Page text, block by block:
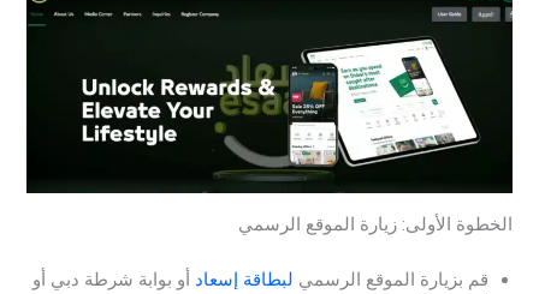
الخطوة الأولى: زيارة الموقع الرسمي
قم بزيارة الموقع الرسمي لبطاقة إسعاد أو بوابة شرطة دبي أو